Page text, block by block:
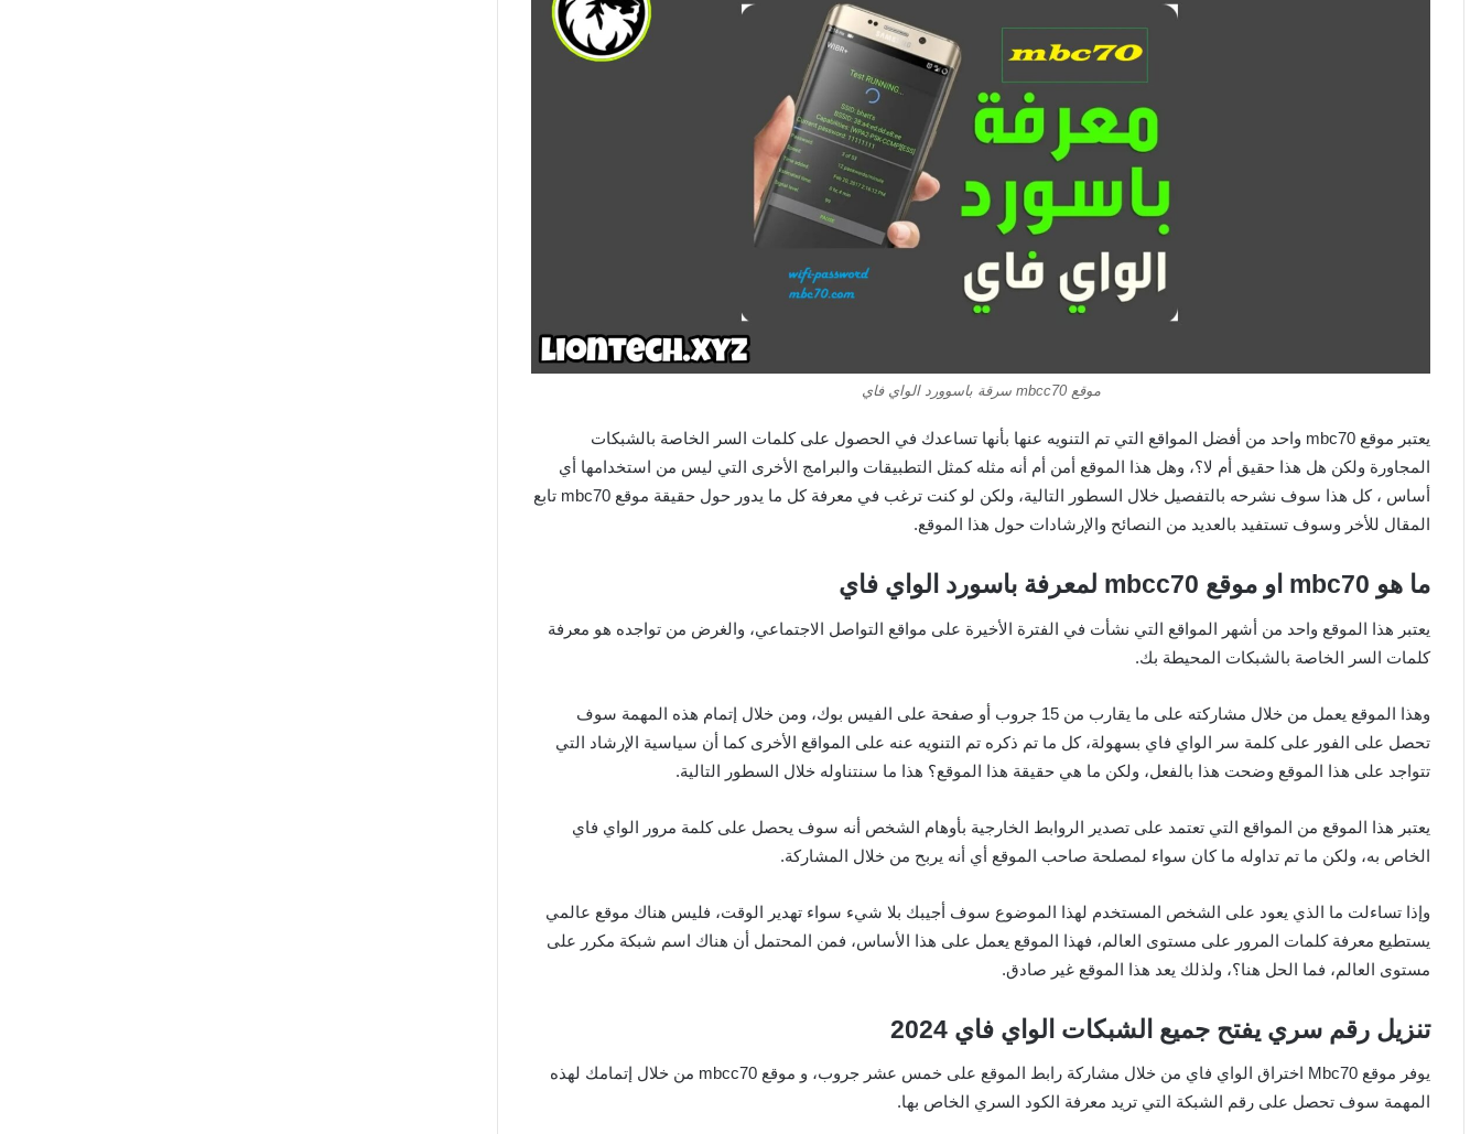
موقع mbcc70 سرقة باسوورد الواي فاي
يعتبر موقع mbc70 واحد من أفضل المواقع التي تم التنويه عنها بأنها تساعدك في الحصول على كلمات السر الخاصة بالشبكات
المجاورة ولكن هل هذا حقيق أم لا؟، وهل هذا الموقع أمن أم أنه مثله كمثل التطبيقات والبرامج الأخرى التي ليس من استخدامها أي
أساس ، كل هذا سوف نشرحه بالتفصيل خلال السطور التالية، ولكن لو كنت ترغب في معرفة كل ما يدور حول حقيقة موقع mbc70 تابع
المقال للأخر وسوف تستفيد بالعديد من النصائح والإرشادات حول هذا الموقع.
ما هو mbc70 او موقع mbcc70 لمعرفة باسورد الواي فاي
يعتبر هذا الموقع واحد من أشهر المواقع التي نشأت في الفترة الأخيرة على مواقع التواصل الاجتماعي، والغرض من تواجده هو معرفة
كلمات السر الخاصة بالشبكات المحيطة بك.
وهذا الموقع يعمل من خلال مشاركته على ما يقارب من 15 جروب أو صفحة على الفيس بوك، ومن خلال إتمام هذه المهمة سوف
تحصل على الفور على كلمة سر الواي فاي بسهولة، كل ما تم ذكره تم التنويه عنه على المواقع الأخرى كما أن سياسية الإرشاد التي
تتواجد على هذا الموقع وضحت هذا بالفعل، ولكن ما هي حقيقة هذا الموقع؟ هذا ما سنتناوله خلال السطور التالية.
يعتبر هذا الموقع من المواقع التي تعتمد على تصدير الروابط الخارجية بأوهام الشخص أنه سوف يحصل على كلمة مرور الواي فاي
الخاص به، ولكن ما تم تداوله ما كان سواء لمصلحة صاحب الموقع أي أنه يربح من خلال المشاركة.
وإذا تساءلت ما الذي يعود على الشخص المستخدم لهذا الموضوع سوف أجيبك بلا شيء سواء تهدير الوقت، فليس هناك موقع عالمي
يستطيع معرفة كلمات المرور على مستوى العالم، فهذا الموقع يعمل على هذا الأساس، فمن المحتمل أن هناك اسم شبكة مكرر على
مستوى العالم، فما الحل هنا؟، ولذلك يعد هذا الموقع غير صادق.
تنزيل رقم سري يفتح جميع الشبكات الواي فاي 2024
يوفر موقع Mbc70 اختراق الواي فاي من خلال مشاركة رابط الموقع على خمس عشر جروب، و موقع mbcc70 من خلال إتمامك لهذه
المهمة سوف تحصل على رقم الشبكة التي تريد معرفة الكود السري الخاص بها.